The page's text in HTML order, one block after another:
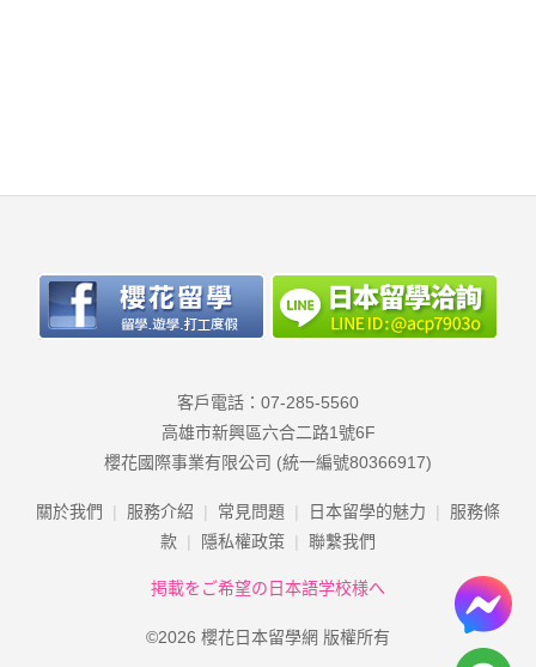
客戶電話：07-285-5560
高雄市新興區六合二路1號6F
櫻花國際事業有限公司 (統一編號80366917)
關於我們 服務介紹 常見問題 日本留學的魅力
服務條
款
隱私權政策 聯繫我們
掲載をご希望の日本語学校様へ
©2026 櫻花日本留學網 版權所有